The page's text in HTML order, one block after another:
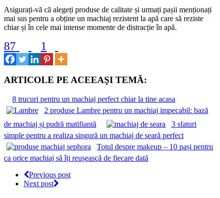
Asigurați-vă că alegeți produse de calitate și urmați pașii menționați
mai sus pentru a obține un machiaj rezistent la apă care să reziste
chiar și în cele mai intense momente de distracție în apă.
87 1
ARTICOLE PE ACEEAŞI TEMĂ:
8 trucuri pentru un machiaj perfect chiar la tine acasa
2 produse Lambre pentru un machiaj impecabil: bază
de machiaj și pudră matifiantă
3 sfaturi
simple pentru a realiza singură un machiaj de seară perfect
Totul despre makeup – 10 pași pentru
ca orice machiaj să îți reușească de fiecare dată
Previous post
Next post